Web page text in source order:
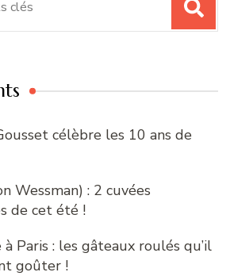
célèbre les 10 ans de
Wessman) : 2 cuvées
de cet été !
Paris : les gâteaux roulés qu’il
goûter !